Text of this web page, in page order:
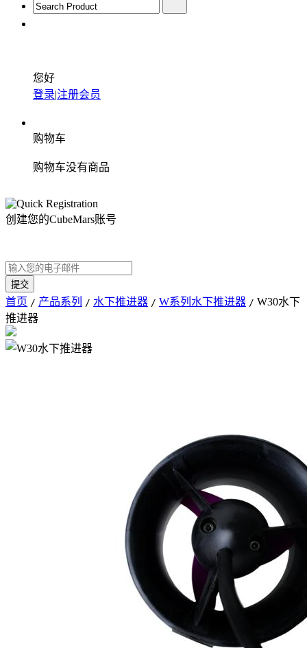
您好
登录|注册会员
购物车
购物车没有商品
创建您的CubeMars账号
首页 / 产品系列 / 水下推进器 / W系列水下推进器 / W30水下
推进器